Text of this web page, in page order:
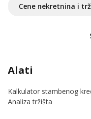
Cene nekretnina i
Alati
Kalkulator stambenog
Analiza tržišta